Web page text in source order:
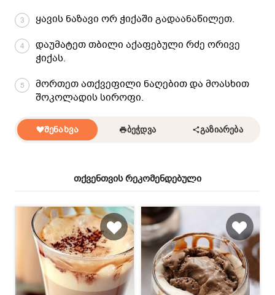
3 ყავის ნაზავი ორ ჭიქაში გადაანაწილეთ.
4
დაუმატეთ თბილი აქაფებული რძე ორივე
ჭიქას.
5
მორთეთ ათქვეფილი ნაღებით და მოასხით
შოკოლადის სიროფი.
ᲨᲔᲜᲐᲮᲕᲐ ᲑᲔᲭᲓᲕᲐ ᲒᲐᲖᲘᲐᲠᲔᲑᲐ
თქვენთვის რეკომენდებული